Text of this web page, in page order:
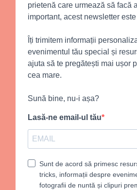
prietenă care urmează să facă
important, acest newsletter
Îți trimitem informații
evenimentul tău special și
ajuta să te pregătești mai ușor
cea mare.
Sună bine, nu-i așa?
Lasă-ne email-ul tău
Sunt de acord să primesc
tricks, informații despre
fotografii de nuntă și clipuri